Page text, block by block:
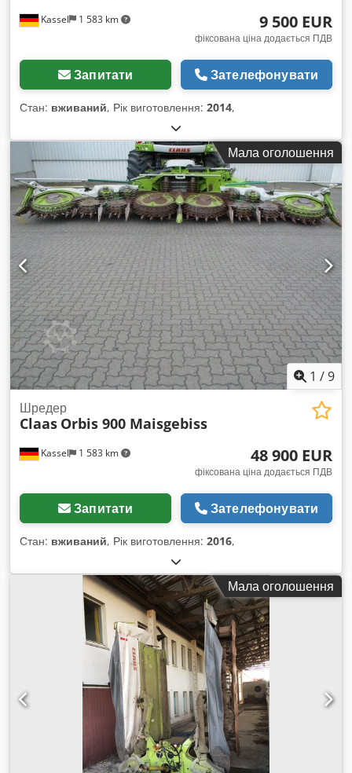
Kassel 1 583 km 9 500 EUR
фіксована ціна додається ПДВ
Запитати Зателефонувати
Стан: вживаний, Рік виготовлення: 2014,
Мала оголошення
1 /9
Kassel 1 583 km
Шредер
Claas Orbis 900 Maisgebiss
48 900 EUR
фіксована ціна додається ПДВ
Запитати Зателефонувати
Стан: вживаний, Рік виготовлення: 2016,
Мала оголошення